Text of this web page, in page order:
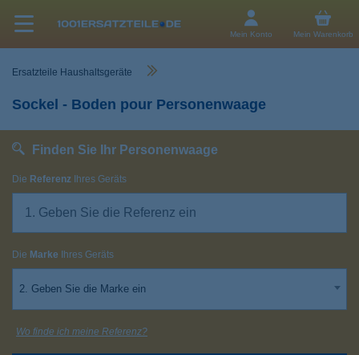
Mein Konto Mein Warenkorb
Ersatzteile Haushaltsgeräte
Sockel - Boden pour Personenwaage
Finden Sie Ihr Personenwaage
Die Referenz Ihres Geräts
Die Marke Ihres Geräts
2. Geben Sie die Marke ein
Wo finde ich meine Referenz?